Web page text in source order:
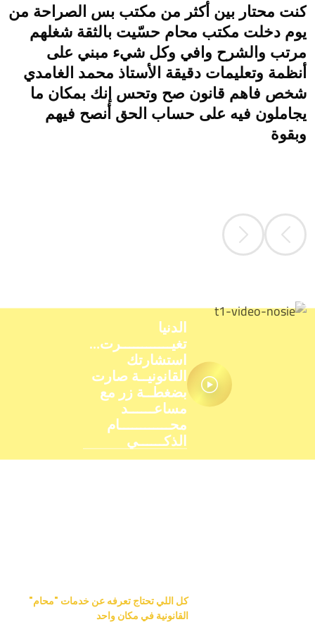
كنت محتار بين أكثر من مكتب بس الصراحة من
يوم دخلت مكتب محام حسّيت بالثقة شغلهم
مرتب والشرح وافي وكل شيء مبني على
أنظمة وتعليمات دقيقة الأستاذ محمد الغامدي
شخص فاهم قانون صح وتحس إنك بمكان ما
يجاملون فيه على حساب الحق أنصح فيهم
وبقوة
الدنيا
تغيــــــــــــرت…
استشارتك
القانونيــة صارت
بضغطــة زر مع
مساعــــــد
محــــــــــــام
الذكــــــي
كل اللي تحتاج تعرفه عن خدمات "محام"
القانونية في مكان واحد